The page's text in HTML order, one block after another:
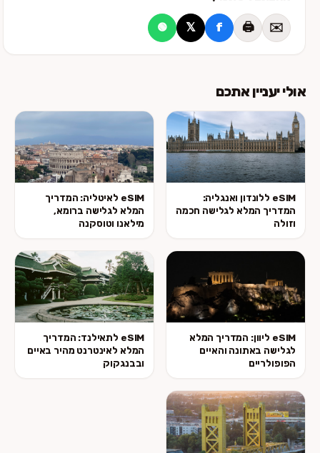
✉️
🖨️
f
𝕏
🟢
אולי יעניין אתכם
eSIM ללונדון ואנגליה:
המדריך המלא לגלישה חכמה
וזולה
eSIM לאיטליה: המדריך
המלא לגלישה ברומא,
מילאנו וטוסקנה
eSIM ליוון: המדריך המלא
לגלישה באתונה והאיים
הפופולריים
eSIM לתאילנד: המדריך
המלא לאינטרנט מהיר באיים
ובבנגקוק